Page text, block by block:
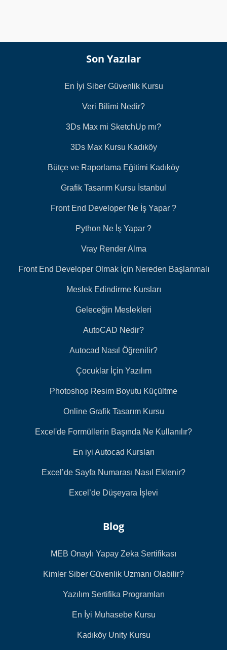
Son Yazılar
En İyi Siber Güvenlik Kursu
Veri Bilimi Nedir?
3Ds Max mi SketchUp mı?
3Ds Max Kursu Kadıköy
Bütçe ve Raporlama Eğitimi Kadıköy
Grafik Tasarım Kursu İstanbul
Front End Developer Ne İş Yapar ?
Python Ne İş Yapar ?
Vray Render Alma
Front End Developer Olmak İçin Nereden Başlanmalı
Meslek Edindirme Kursları
Geleceğin Meslekleri
AutoCAD Nedir?
Autocad Nasıl Öğrenilir?
Çocuklar İçin Yazılım
Photoshop Resim Boyutu Küçültme
Online Grafik Tasarım Kursu
Excel'de Formüllerin Başında Ne Kullanılır?
En iyi Autocad Kursları
Excel’de Sayfa Numarası Nasıl Eklenir?
Excel’de Düşeyara İşlevi
Blog
MEB Onaylı Yapay Zeka Sertifikası
Kimler Siber Güvenlik Uzmanı Olabilir?
Yazılım Sertifika Programları
En İyi Muhasebe Kursu
Kadıköy Unity Kursu